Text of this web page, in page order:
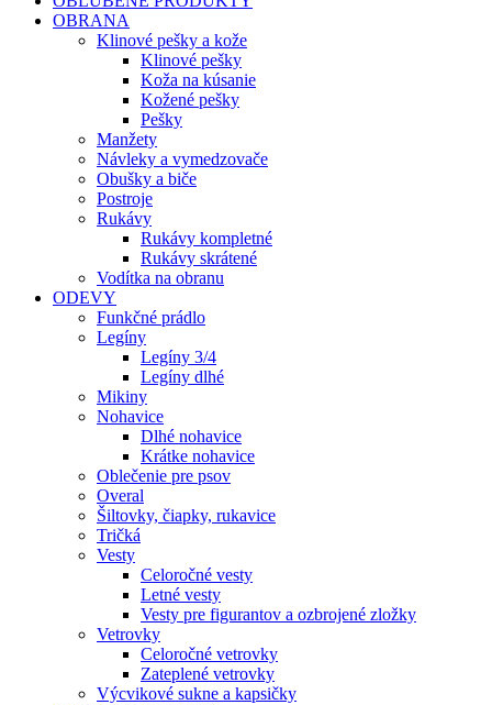
OBRANA
Klinové pešky a kože
Klinové pešky
Koža na kúsanie
Kožené pešky
Pešky
Manžety
Návleky a vymedzovače
Obušky a biče
Postroje
Rukávy
Rukávy kompletné
Rukávy skrátené
Vodítka na obranu
ODEVY
Funkčné prádlo
Legíny
Legíny 3/4
Legíny dlhé
Mikiny
Nohavice
Dlhé nohavice
Krátke nohavice
Oblečenie pre psov
Overal
Šiltovky, čiapky, rukavice
Tričká
Vesty
Celoročné vesty
Letné vesty
Vesty pre figurantov a ozbrojené zložky
Vetrovky
Celoročné vetrovky
Zateplené vetrovky
Výcvikové sukne a kapsičky